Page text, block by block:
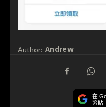
Author: Andrew
在
緊貼